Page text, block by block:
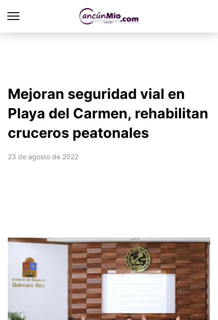
Mejoran seguridad vial en
Playa del Carmen, rehabilitan
cruceros peatonales
23 de agosto de 2022